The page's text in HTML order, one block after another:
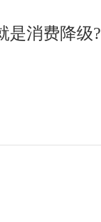
是消费降级?